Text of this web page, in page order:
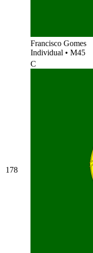
Francisco Gomes
Individual • M45
178
C